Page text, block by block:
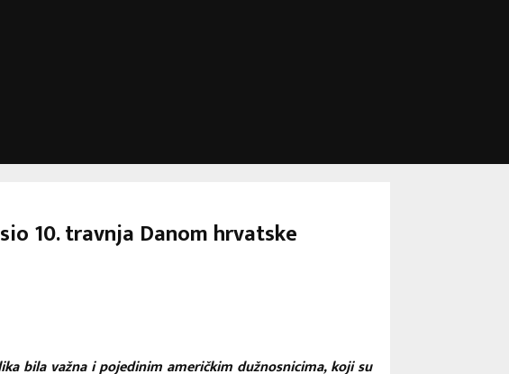
10. travnja Danom hrvatske
bila važna i pojedinim američkim dužnosnicima, koji su